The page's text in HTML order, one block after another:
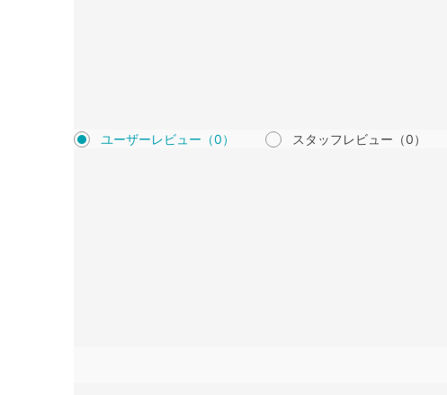
ユーザーレビュー （0） スタッフレビュー （0）